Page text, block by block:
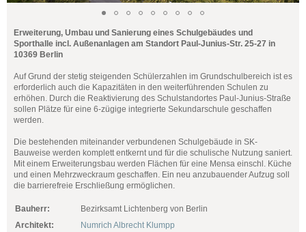
Erweiterung, Umbau und Sanierung eines Schulgebäudes und
Sporthalle incl. Außenanlagen am Standort Paul-Junius-Str. 25-27 in
10369 Berlin
Auf Grund der stetig steigenden Schülerzahlen im Grundschulbereich ist es
erforderlich auch die Kapazitäten in den weiterführenden Schulen zu
erhöhen. Durch die Reaktivierung des Schulstandortes Paul-Junius-Straße
sollen Plätze für eine 6-zügige integrierte Sekundarschule geschaffen
werden.
Die bestehenden miteinander verbundenen Schulgebäude in SK-
Bauweise werden komplett entkernt und für die schulische Nutzung saniert.
Mit einem Erweiterungsbau werden Flächen für eine Mensa einschl. Küche
und einen Mehrzweckraum geschaffen. Ein neu anzubauender Aufzug soll
die barrierefreie Erschließung ermöglichen.
Bauherr:
Bezirksamt Lichtenberg von Berlin
Architekt:
Numrich Albrecht Klumpp